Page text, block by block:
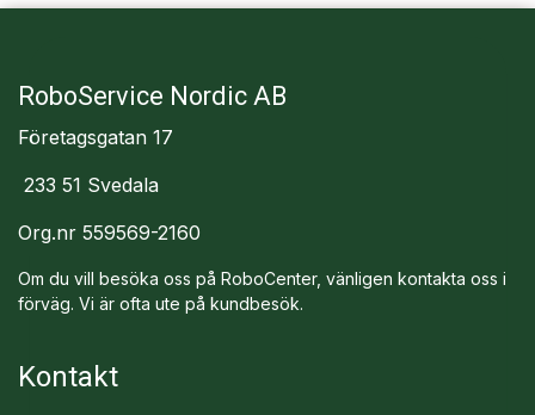
RoboService Nordic AB
Företagsgatan 17
233 51 Svedala
Org.nr 559569-2160
Om du vill besöka oss på RoboCenter, vänligen kontakta oss i
förväg. Vi är ofta ute på kundbesök.
Kontakt